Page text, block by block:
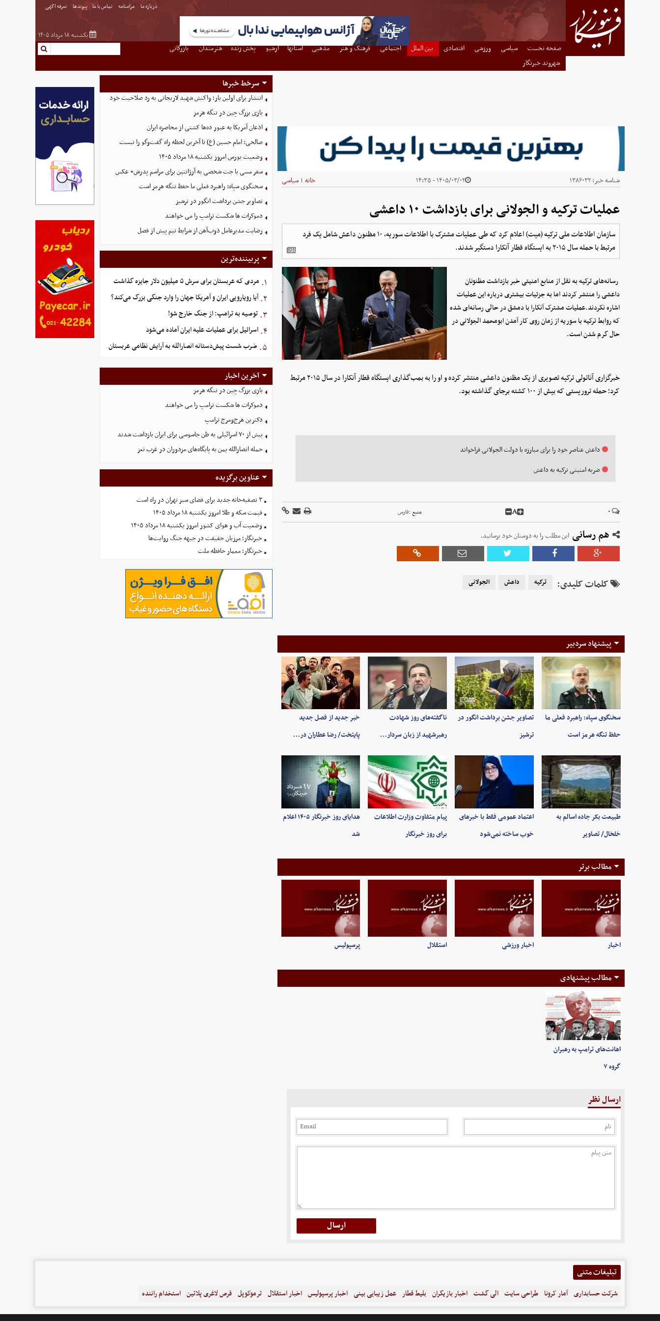
درباره ما مرامنامه تماس با ما پیوندها تعرفه اگهی
یکشنبه ۱۸ مرداد ۱۴۰۵
صفحه نخست سیاسی ورزشی اقتصادی بین الملل اجتماعی فرهنگ و هنر مذهبی استانها آرشیو پخش زنده هنرمندان
بازرگانی
شهروند خبرنگار
شناسه خبر:۱۳۸۶۰۳۲ ۱۴۰۵/۰۳/۰۲ - ۱۴:۳۵ خانه | سیاسی
عملیات ترکیه و الجولانی برای بازداشت ۱۰ داعشی
سازمان اطلاعات ملی ترکیه (میت) اعلام کرد که طی عملیات مشترک با اطلاعات سوریه، ۱۰ مظنون داعش شامل یک فرد
مرتبط با حمله سال ۲۰۱۵ به ایستگاه قطار آنکارا دستگیر شدند.
رسانه‌های ترکیه به نقل از منابع امنیتی خبر بازداشت مظنونان
داعشی را منتشر کردند اما به جزئیات بیشتری درباره این عملیات
اشاره نکردند.عملیات مشترک آنکارا با دمشق در حالی رسانه‌ای شده
که روابط ترکیه با سوریه از زمان روی کار آمدن ابومحمد الجولانی در
حال گرم شدن است.
خبرگزاری آناتولی ترکیه تصویری از یک مظنون داعشی منتشر کرده و او را به بمب‌گذاری ایستگاه قطار آنکارا در سال ۲۰۱۵ مرتبط
کرد؛ حمله تروریستی که بیش از ۱۰۰ کشته برجای گذاشته بود.
داعش عناصر خود را برای مبارزه با دولت الجولانی فراخواند
ضربه امنیتی ترکیه به داعش
۰ A منبع :فارس
هم رسانی این مطلب را به دوستان خود برسانید.
کلمات کلیدی: ترکیه داعش الجولانی
پیشنهاد سردبیر
سخنگوی سپاه: راهبرد فعلی ما
حفظ تنگه هرمز است
تصاویر جشن برداشت انگور در
ترشیز
ناگفته‌های روز شهادت
رهبرشهید از زبان سردار…
خبر جدید از فصل جدید
پایتخت/ رضا عطاران در…
طبیعت بکر جاده اسالم به
خلخال/ تصاویر
اعتماد عمومی فقط با خبرهای
خوب ساخته نمی‌شود
پیام متفاوت وزارت اطلاعات
برای روز خبرنگار
هدایای روز خبرنگار ۱۴۰۵ اعلام
شد
مطالب برتر
اخبار اخبار ورزشی استقلال پرسپولیس
مطالب پیشنهادی
اهانت‌های ترامپ به رهبران
گروه ۷
ارسال نظر
سرخط خبرها
انتشار برای اولین بار؛ واکنش شهید لاریجانی به رد صلاحیت خود
بازی بزرگ چین در تنگه هرمز
اذعان آمریکا به عبور ده‌ها کشتی از محاصره ایران
صالحی: امام حسین (ع) تا آخرین لحظه راه گفت‌وگو را نبست
وضعیت بورس امروز یکشنبه ۱۸ مرداد ۱۴۰۵
سفر مسی با جت شخصی به آرژانتین برای مراسم پدرش+ عکس
سخنگوی سپاه: راهبرد فعلی ما حفظ تنگه هرمز است
تصاویر جشن برداشت انگور در ترشیز
دموکرات ها شکست ترامپ را می خواهند
رضایت مدیرعامل ذوب‌آهن از شرایط تیم پیش از فصل
پربیننده‌ترین
۱. مردی که عربستان برای سرش ۵ میلیون دلار جایزه گذاشت
۲. آیا رویارویی ایران و آمریکا جهان را وارد جنگی بزرگ می‌کند؟
۳. توصیه به ترامپ: از جنگ خارج شو!
۴. اسرائیل برای عملیات علیه ایران آماده می‌شود
۵. ضرب شست پیش‌دستانه انصارالله به آرایش نظامی عربستان
آخرین اخبار
بازی بزرگ چین در تنگه هرمز
دموکرات ها شکست ترامپ را می خواهند
دکترین هرج‌ومرج ترامپ
بیش از ۷۰ اسرائیلی به ظن جاسوسی برای ایران بازداشت شدند
حمله انصارالله یمن به پایگاه‌های مزدوران در غرب تعز
عناوین برگزیده
۳ تصفیه‌خانه جدید برای فضای سبز تهران در راه است
قیمت سکه و طلا امروز یکشنبه ۱۸ مرداد ۱۴۰۵
وضعیت آب و هوای کشور امروز یکشنبه ۱۸ مرداد ۱۴۰۵
خبرنگار؛ مرزبان حقیقت در جبهه جنگ روایت‌ها
خبرنگار؛ معمار حافظه ملت
تبلیغات متنی
شرکت حسابداری آمار کرونا طراحی سایت الی گشت اخبار بازیگران بلیط قطار عمل زیبایی بینی اخبار پرسپولیس اخبار استقلال ترموکوپل قرص لاغری پلاتین استخدام راننده